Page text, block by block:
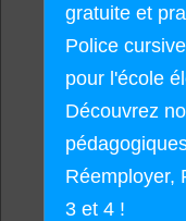
gratuite et
Police
pour l'école
Découvrez
Réemployer,
3 et 4 !